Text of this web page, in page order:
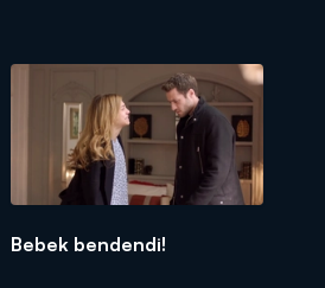
Bebek bendendi!